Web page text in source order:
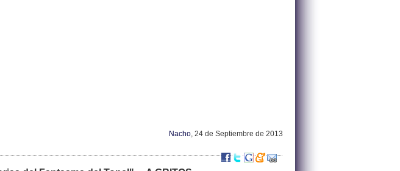
Nacho, 24 de Septiembre de 2013